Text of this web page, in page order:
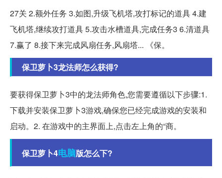
27关 2.额外任务 3.如图,升级飞机塔,攻打标记的道具 4.建
飞机塔,继续攻打道具 5.攻击水槽道具,完成任务3 6.清道具
7.赢了 8.接下来完成风扇任务,风扇塔... 《保。
保卫萝卜3龙法师怎么获得?
要获得保卫萝卜3中的龙法师角色,您需要遵循以下步骤:1.
下载并安装保卫萝卜3游戏,确保您已经完成游戏的安装和
启动。2. 在游戏中的主界面上,点击左上角的“商。
保卫萝卜4电脑版怎么下?